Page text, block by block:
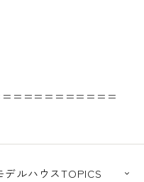
デルハウスTOPICS